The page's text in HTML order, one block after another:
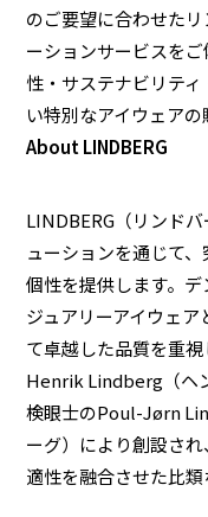
のご要望に合わせた
ーションサービスを
性・サステナビリテ
い特別なアイウェアの
About LINDBERG
LINDBERG（リンド
ューションを通じて
個性を提供します。
ジュアリーアイウェ
て卓越した品質を重
Henrik Lindberg（ヘ
検眼士のPoul-Jørn
ーグ）により創設さ
適性を融合させた比類